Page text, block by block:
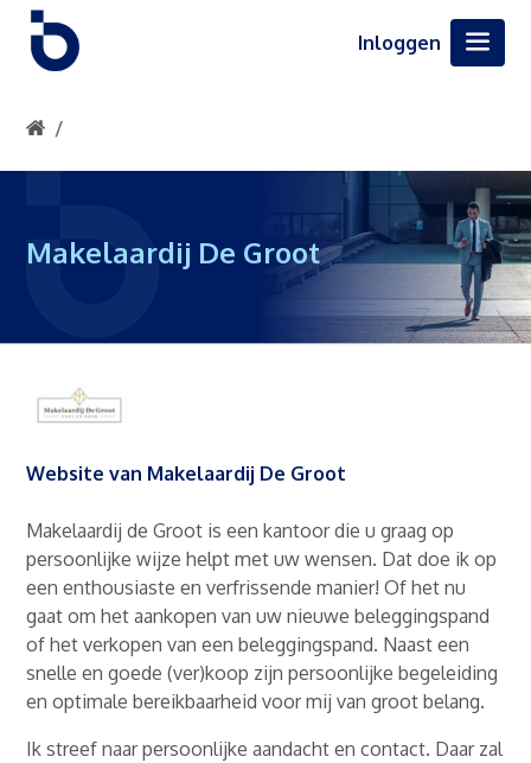
Inloggen
Makelaardij De Groot
Website van Makelaardij De Groot
Makelaardij de Groot is een kantoor die u graag op
persoonlijke wijze helpt met uw wensen. Dat doe ik op
een enthousiaste en verfrissende manier! Of het nu
gaat om het aankopen van uw nieuwe beleggingspand
of het verkopen van een beleggingspand. Naast een
snelle en goede (ver)koop zijn persoonlijke begeleiding
en optimale bereikbaarheid voor mij van groot belang.
Ik streef naar persoonlijke aandacht en contact. Daar zal